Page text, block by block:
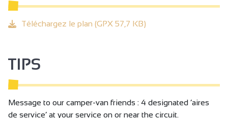
Téléchargez le plan (GPX 57,7 KB)
TIPS
Message to our camper-van friends : 4 designated ‘aires
de service’ at your service on or near the circuit.